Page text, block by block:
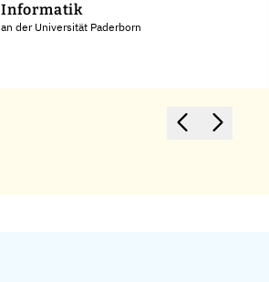
Informatik
an der Universität Paderborn